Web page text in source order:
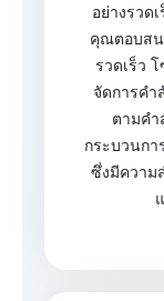
อย่างรวด
คุณตอบสน
รวดเร็ว
จัดการค
ตามคำ
กระบวนก
ซึ่งมีความ